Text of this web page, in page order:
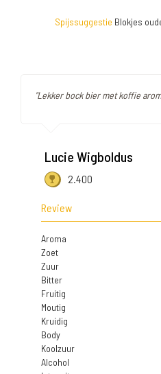
Spijssuggestie Blokjes
"Lekker bock bier met koffie
Lucie Wigboldus
2.400
Review
Aroma
Zoet
Zuur
Bitter
Fruitig
Moutig
Kruidig
Body
Koolzuur
Alcohol